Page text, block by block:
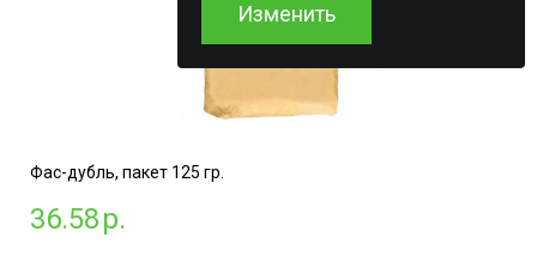
Изменить
Фас-дубль, пакет 125 гр.
36.58р.